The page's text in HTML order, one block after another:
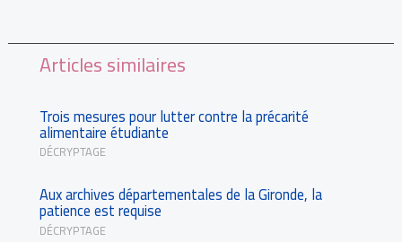
Articles similaires
Trois mesures pour lutter contre la précarité
alimentaire étudiante
DÉCRYPTAGE
Aux archives départementales de la Gironde, la
patience est requise
DÉCRYPTAGE